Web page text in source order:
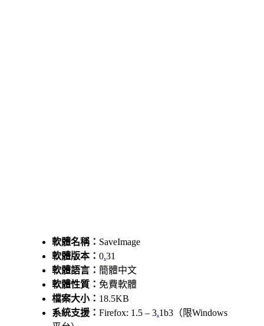
軟體名稱： SaveImage
軟體版本： 0.31
軟體語言： 簡體中文
軟體性質： 免費軟體
檔案大小： 18.5KB
系統支援： Firefox: 1.5 – 3.1b3（限Windows